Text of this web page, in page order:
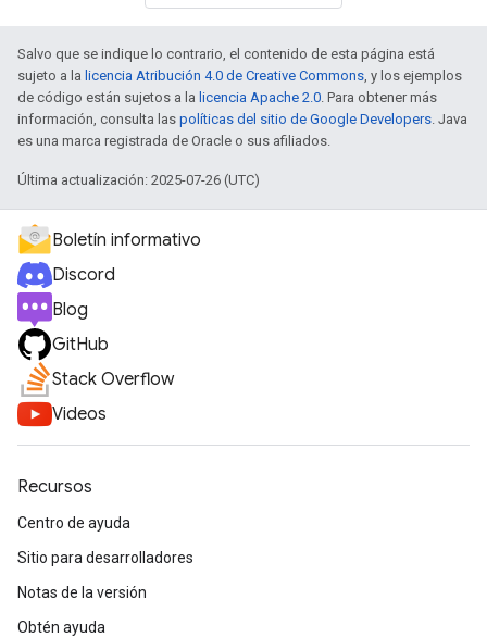
Salvo que se indique lo contrario, el contenido de esta página está
sujeto a la licencia Atribución 4.0 de Creative Commons, y los ejemplos
de código están sujetos a la licencia Apache 2.0. Para obtener más
información, consulta las políticas del sitio de Google Developers. Java
es una marca registrada de Oracle o sus afiliados.
Última actualización: 2025-07-26 (UTC)
Boletín informativo
Discord
Blog
GitHub
Stack Overflow
Videos
Recursos
Centro de ayuda
Sitio para desarrolladores
Notas de la versión
Obtén ayuda